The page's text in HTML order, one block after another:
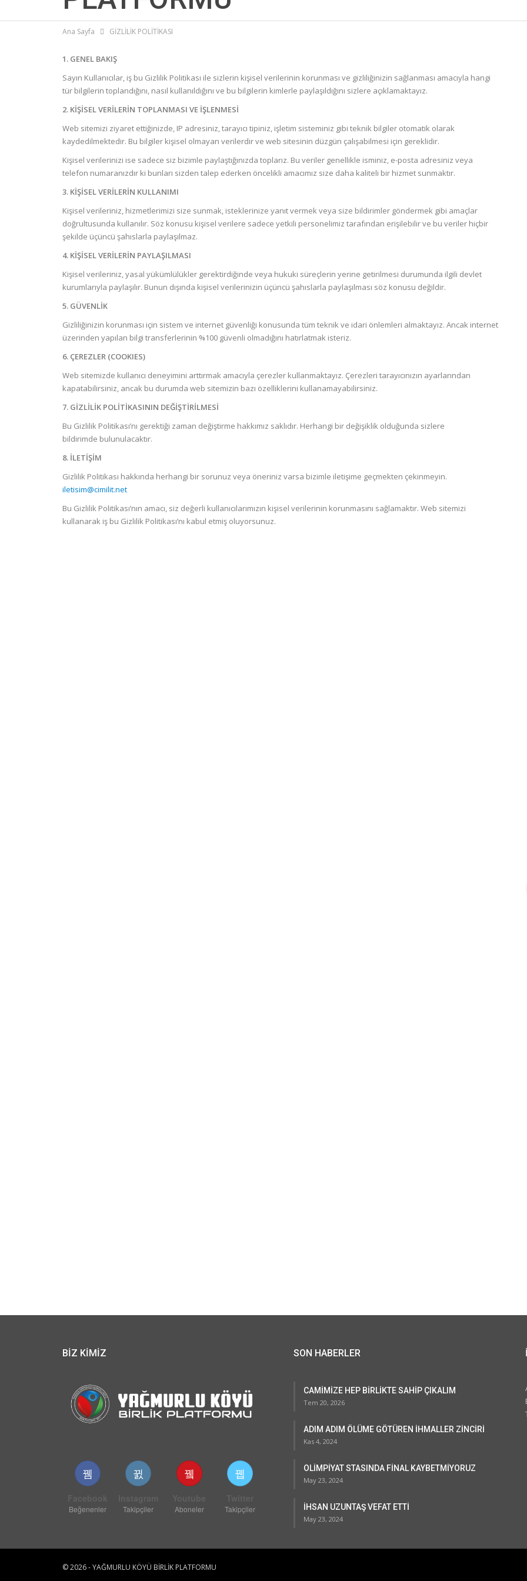
Ana Sayfa GİZLİLİK POLİTİKASI
1. GENEL BAKIŞ
Sayın Kullanıcılar, iş bu Gizlilik Politikası ile sizlerin kişisel verilerinin korunması ve gizliliğinizin sağlanması amacıyla hangi
tür bilgilerin toplandığını, nasıl kullanıldığını ve bu bilgilerin kimlerle paylaşıldığını sizlere açıklamaktayız.
2. KİŞİSEL VERİLERİN TOPLANMASI VE İŞLENMESİ
Web sitemizi ziyaret ettiğinizde, IP adresiniz, tarayıcı tipiniz, işletim sisteminiz gibi teknik bilgiler otomatik olarak
kaydedilmektedir. Bu bilgiler kişisel olmayan verilerdir ve web sitesinin düzgün çalışabilmesi için gereklidir.
Kişisel verilerinizi ise sadece siz bizimle paylaştığınızda toplarız. Bu veriler genellikle isminiz, e-posta adresiniz veya
telefon numaranızdır ki bunları sizden talep ederken öncelikli amacımız size daha kaliteli bir hizmet sunmaktır.
3. KİŞİSEL VERİLERİN KULLANIMI
Kişisel verileriniz, hizmetlerimizi size sunmak, isteklerinize yanıt vermek veya size bildirimler göndermek gibi amaçlar
doğrultusunda kullanılır. Söz konusu kişisel verilere sadece yetkili personelimiz tarafından erişilebilir ve bu veriler hiçbir
şekilde üçüncü şahıslarla paylaşılmaz.
4. KİŞİSEL VERİLERİN PAYLAŞILMASI
Kişisel verileriniz, yasal yükümlülükler gerektirdiğinde veya hukuki süreçlerin yerine getirilmesi durumunda ilgili devlet
kurumlarıyla paylaşılır. Bunun dışında kişisel verilerinizin üçüncü şahıslarla paylaşılması söz konusu değildir.
5. GÜVENLİK
Gizliliğinizin korunması için sistem ve internet güvenliği konusunda tüm teknik ve idari önlemleri almaktayız. Ancak internet
üzerinden yapılan bilgi transferlerinin %100 güvenli olmadığını hatırlatmak isteriz.
6. ÇEREZLER (COOKIES)
Web sitemizde kullanıcı deneyimini arttırmak amacıyla çerezler kullanmaktayız. Çerezleri tarayıcınızın ayarlarından
kapatabilirsiniz, ancak bu durumda web sitemizin bazı özelliklerini kullanamayabilirsiniz.
7. GİZLİLİK POLİTİKASININ DEĞİŞTİRİLMESİ
Bu Gizlilik Politikası’nı gerektiği zaman değiştirme hakkımız saklıdır. Herhangi bir değişiklik olduğunda sizlere
bildirimde bulunulacaktır.
8. İLETİŞİM
Gizlilik Politikası hakkında herhangi bir sorunuz veya öneriniz varsa bizimle iletişime geçmekten çekinmeyin.
iletisim@cimilit.net
Bu Gizlilik Politikası’nın amacı, siz değerli kullanıcılarımızın kişisel verilerinin korunmasını sağlamaktır. Web sitemizi
kullanarak iş bu Gizlilik Politikası’nı kabul etmiş oluyorsunuz.
BİZ KİMİZ
Beğenenler Takipçiler Aboneler Takipçiler
SON HABERLER
CAMİMİZE HEP BİRLİKTE SAHİP ÇIKALIM
Tem 20, 2026
ADIM ADIM ÖLÜME GÖTÜREN İHMALLER ZİNCİRİ
Kas 4, 2024
OLİMPİYAT STASINDA FİNAL KAYBETMİYORUZ
May 23, 2024
İHSAN UZUNTAŞ VEFAT ETTİ
May 23, 2024
© 2026 - YAĞMURLU KÖYÜ BİRLİK PLATFORMU